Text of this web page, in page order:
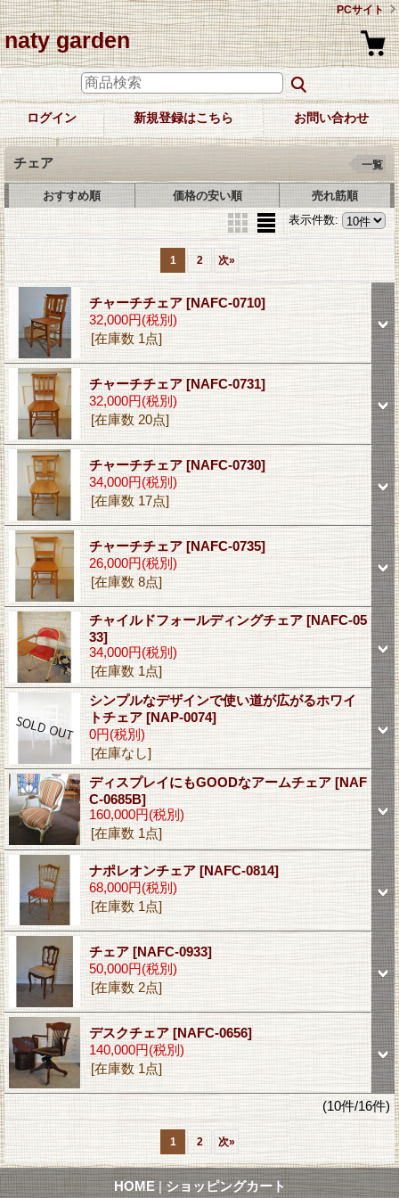
PCサイト
naty garden
ログイン 新規登録はこちら お問い合わせ
チェア 一覧
おすすめ順 価格の安い順
売れ筋順
表示件数:
1 2 次»
チャーチチェア [NAFC-0710]
32,000円(税別)
[在庫数 1点]
チャーチチェア [NAFC-0731]
32,000円(税別)
[在庫数 20点]
チャーチチェア [NAFC-0730]
34,000円(税別)
[在庫数 17点]
チャーチチェア [NAFC-0735]
26,000円(税別)
[在庫数 8点]
チャイルドフォールディングチェア [NAFC-05
33]
34,000円(税別)
[在庫数 1点]
シンプルなデザインで使い道が広がるホワイ
トチェア [NAP-0074]
0円(税別)
[在庫なし]
ディスプレイにもGOODなアームチェア [NAF
C-0685B]
160,000円(税別)
[在庫数 1点]
ナポレオンチェア [NAFC-0814]
68,000円(税別)
[在庫数 1点]
チェア [NAFC-0933]
50,000円(税別)
[在庫数 2点]
デスクチェア [NAFC-0656]
140,000円(税別)
[在庫数 1点]
(10件/16件)
1 2 次»
HOME | ショッピングカート